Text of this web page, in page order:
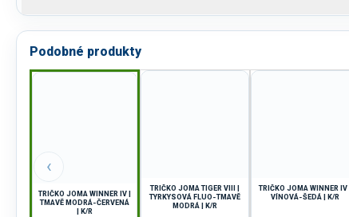
Podobné produkty
‹
TRIČKO JOMA WINNER IV |
TMAVĚ MODRÁ-ČERVENÁ
| K/R
TRIČKO JOMA TIGER VIII |
TYRKYSOVÁ FLUO-TMAVĚ
MODRÁ | K/R
TRIČKO JOMA WINNER IV |
VÍNOVÁ-ŠEDÁ | K/R